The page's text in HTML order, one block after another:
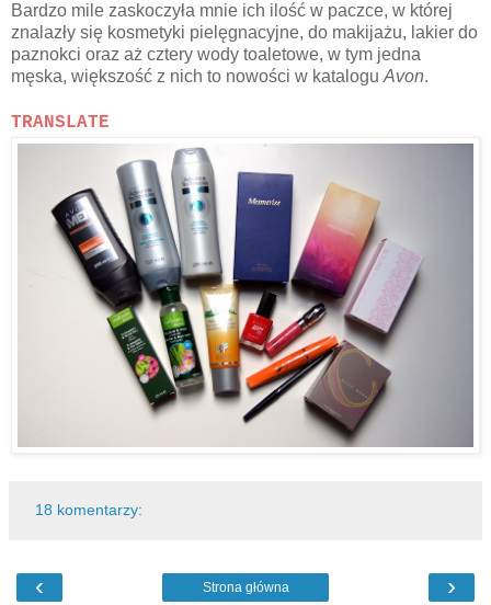
Bardzo mile zaskoczyła mnie ich ilość w paczce, w której
znalazły się kosmetyki pielęgnacyjne, do makijażu, lakier do
paznokci oraz aż cztery wody toaletowe, w tym jedna
męska, większość z nich to nowości w katalogu Avon.
TRANSLATE
18 komentarzy:
‹ ›
Strona główna